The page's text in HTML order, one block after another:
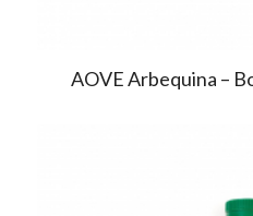
AOVE Arbequina –